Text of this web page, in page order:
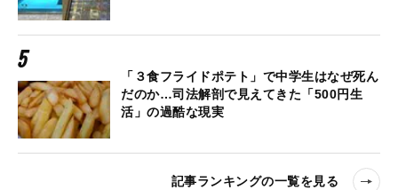
「３食フライドポテト」で中学生はなぜ死ん
だのか…司法解剖で見えてきた「500円生
活」の過酷な現実
記事ランキングの一覧を見る